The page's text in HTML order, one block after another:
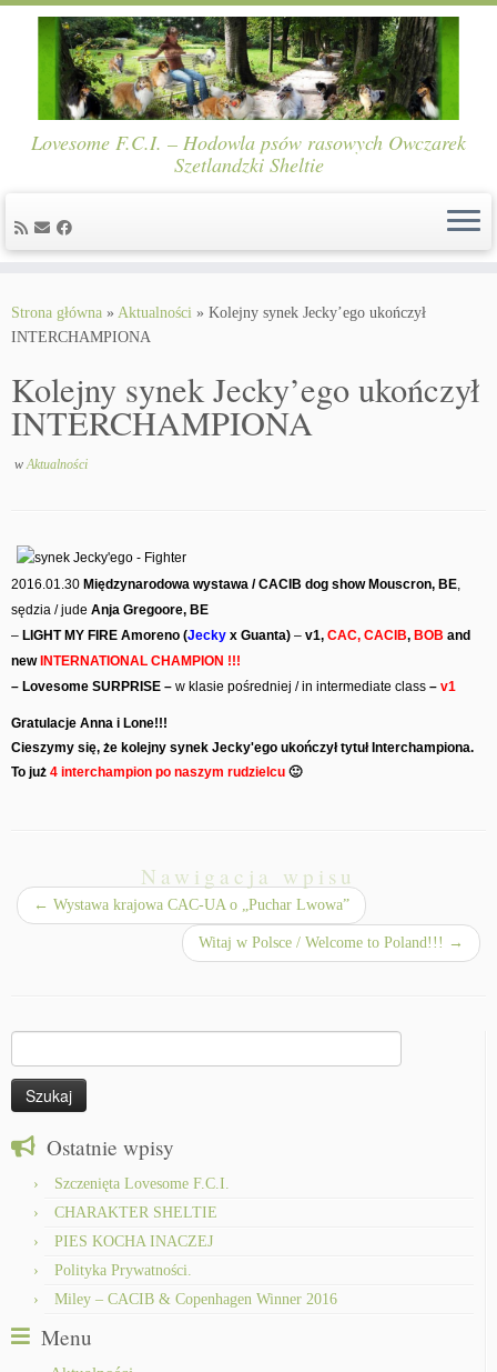
content
Lovesome F.C.I. – Hodowla psów rasowych Owczarek
Szetlandzki Sheltie
Strona główna » Aktualności » Kolejny synek Jecky’ego ukończył
INTERCHAMPIONA
Kolejny synek Jecky’ego ukończył
INTERCHAMPIONA
wAktualności
2016.01.30 Międzynarodowa wystawa / CACIB dog show Mouscron, BE,
sędzia / jude Anja Gregoore, BE
– LIGHT MY FIRE Amoreno (Jecky x Guanta) – v1, CAC, CACIB, BOB and
new INTERNATIONAL CHAMPION !!!
– Lovesome SURPRISE – w klasie pośredniej / in intermediate class – v1
Gratulacje Anna i Lone!!!
Cieszymy się, że kolejny synek Jecky'ego ukończył tytuł Interchampiona.
To już 4 interchampion po naszym rudzielcu 🙂
Nawigacja wpisu
← Wystawa krajowa CAC-UA o „Puchar Lwowa”
Witaj w Polsce / Welcome to Poland!!! →
Ostatnie wpisy
Szczenięta Lovesome F.C.I.
CHARAKTER SHELTIE
PIES KOCHA INACZEJ
Polityka Prywatności.
Miley – CACIB & Copenhagen Winner 2016
Menu